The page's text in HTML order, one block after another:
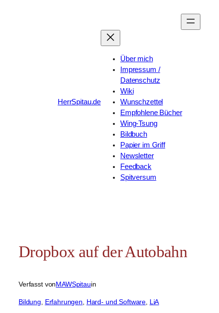
HerrSpitau.de
Über mich
Impressum /
Datenschutz
Wiki
Wunschzettel
Empfohlene Bücher
Wing-Tsung
Bildbuch
Papier im Griff
Newsletter
Feedback
Spitversum
Dropbox auf der Autobahn
Verfasst vonMAWSpitauin
Bildung Erfahrungen Hard- und Software LiA